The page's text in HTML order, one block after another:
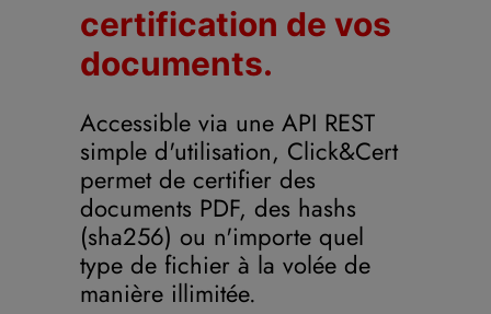
certification de vos
documents.
Accessible via une API REST
simple d'utilisation, Click&Cert
permet de certifier des
documents PDF, des hashs
(sha256) ou n'importe quel
type de fichier à la volée de
manière illimitée.